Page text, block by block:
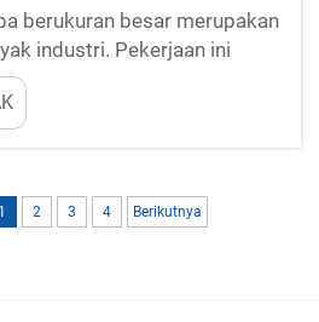
berukuran besar merupakan
industri. Pekerjaan ini
lengkungan;
pipa mempertahankan
Jika proses
atau area yang melemah
Di Yuetai...
1 2 3 4 Berikutnya